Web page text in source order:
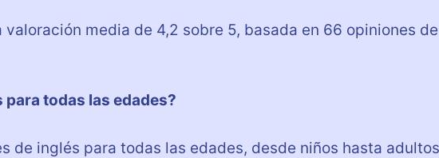
valoración media de 4,2 sobre 5, basada en 66 opiniones de
para todas las edades?
de inglés para todas las edades, desde niños hasta